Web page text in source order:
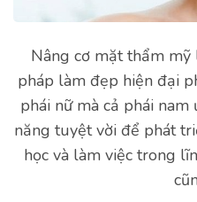
Nâng cơ mặt thẩm
pháp làm đẹp hiện đại
phái nữ mà cả phái
năng tuyệt vời để phát
học và làm việc trong